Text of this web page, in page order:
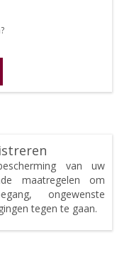
van uw
maatregelen om
ongewenste
tegen te gaan.